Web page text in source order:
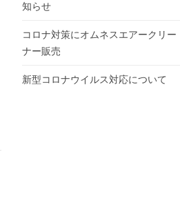
知らせ
コロナ対策にオムネスエアークリー
ナー販売
新型コロナウイルス対応について